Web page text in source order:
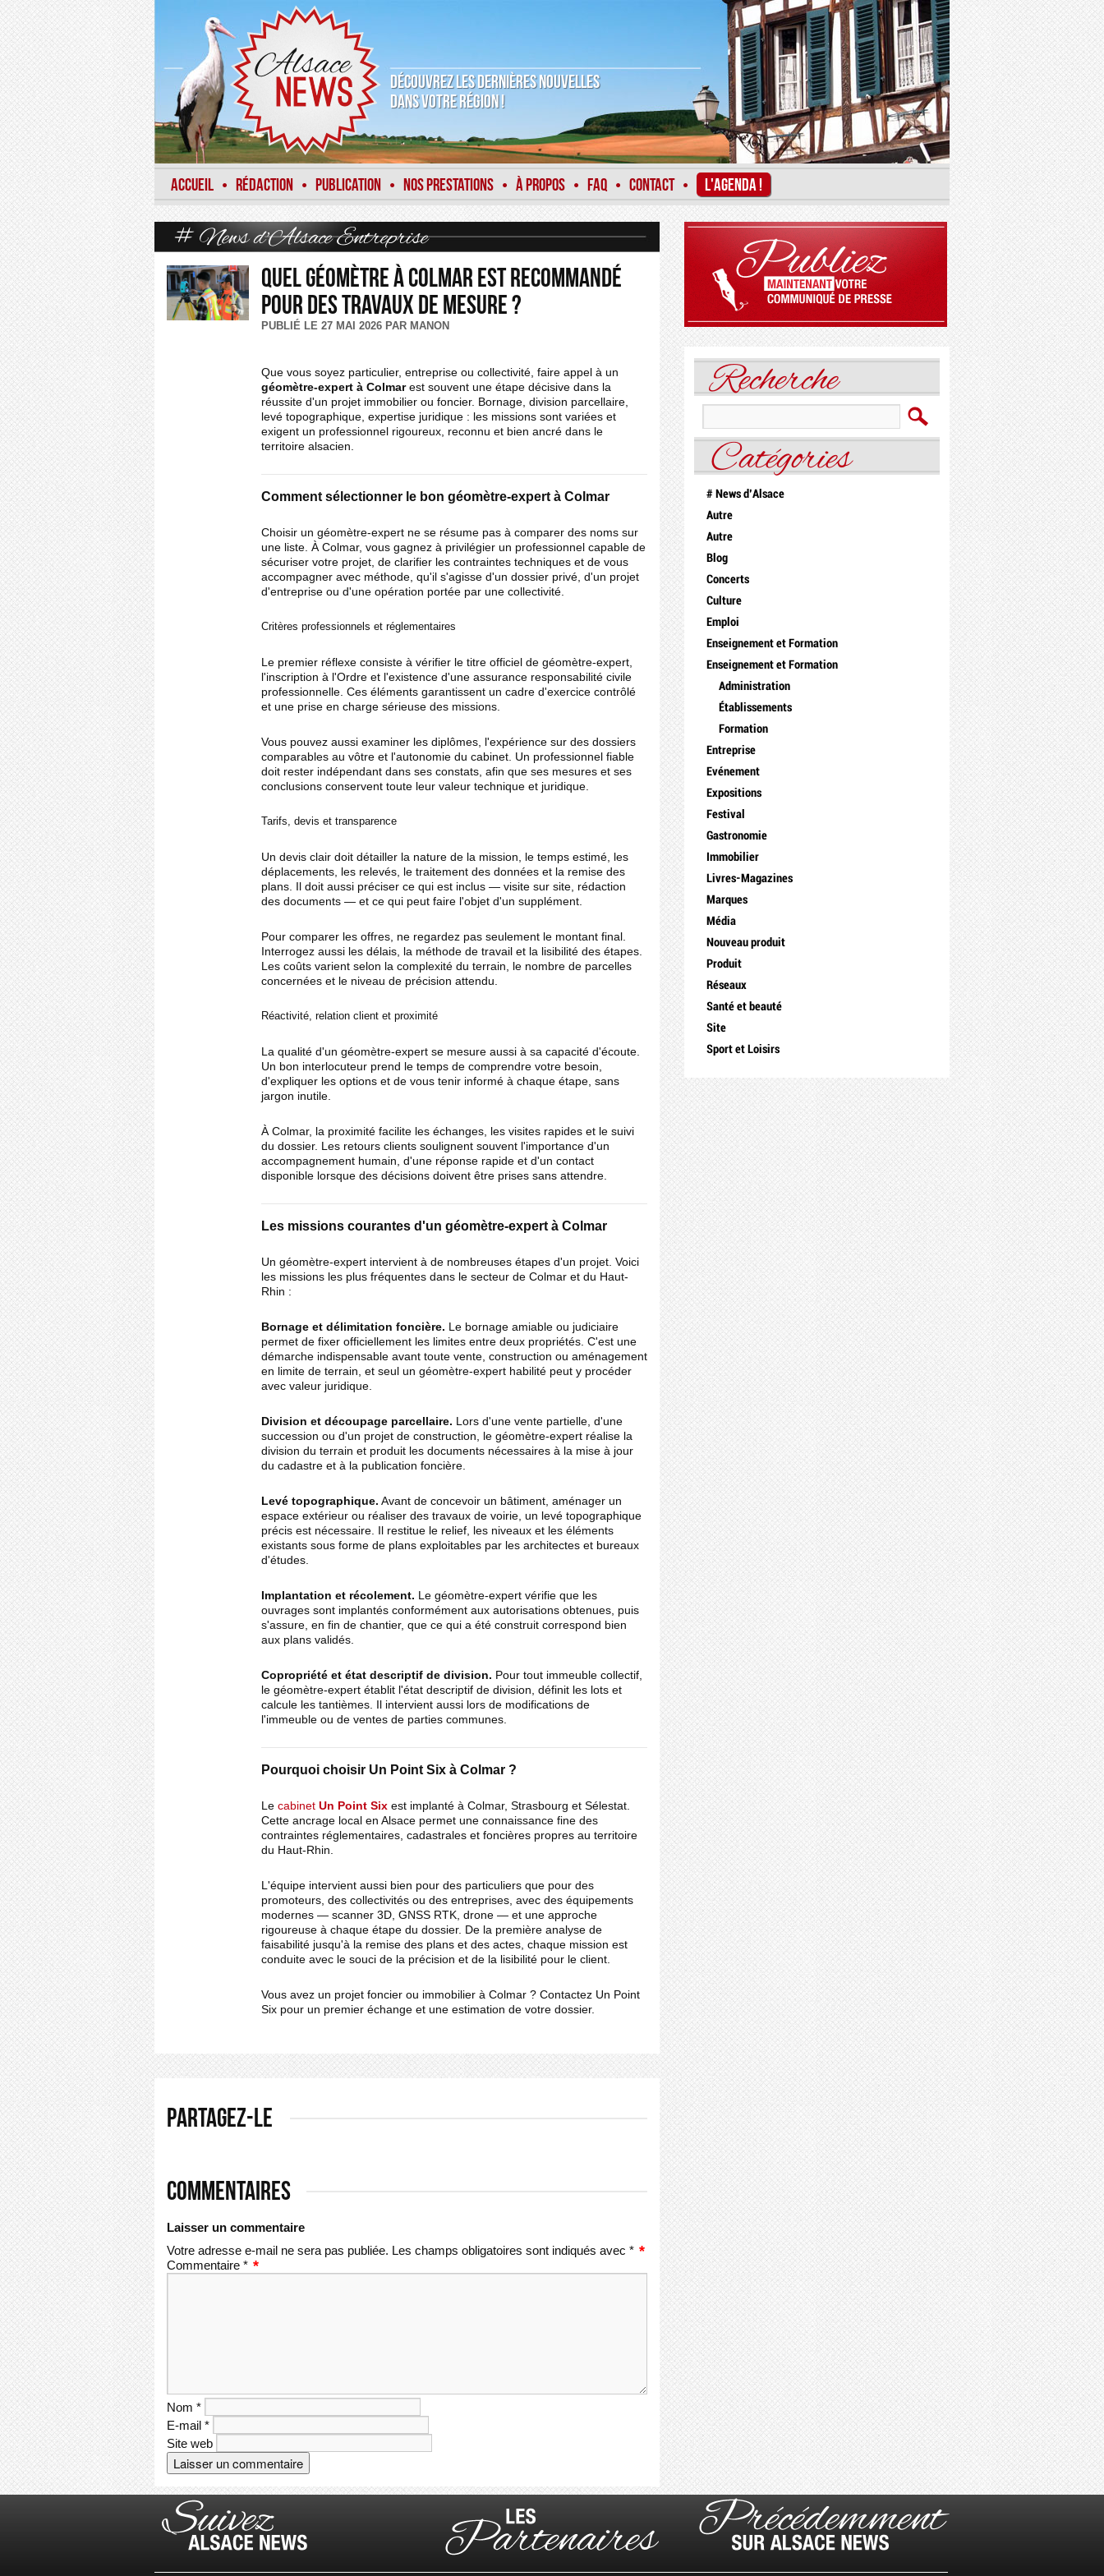
DÉCOUVREZ LES DERNIÈRES NOUVELLES
DANS VOTRE RÉGION !
ACCUEIL • RÉDACTION • PUBLICATION • NOS PRESTATIONS • À PROPOS • FAQ • CONTACT • L'AGENDA !
# News d'AlsaceEntreprise
Quel géomètre à Colmar est recommandé
pour des travaux de mesure ?
PUBLIÉ LE 27 MAI 2026 PAR MANON
Que vous soyez particulier, entreprise ou collectivité, faire appel à un
géomètre-expert à Colmarest souvent une étape décisive dans la
réussite d'un projet immobilier ou foncier. Bornage, division parcellaire,
levé topographique, expertise juridique : les missions sont variées et
exigent un professionnel rigoureux, reconnu et bien ancré dans le
territoire alsacien.
Comment sélectionner le bon géomètre-expert à Colmar
Choisir un géomètre-expert ne se résume pas à comparer des noms sur
une liste. À Colmar, vous gagnez à privilégier un professionnel capable de
sécuriser votre projet, de clarifier les contraintes techniques et de vous
accompagner avec méthode, qu'il s'agisse d'un dossier privé, d'un projet
d'entreprise ou d'une opération portée par une collectivité.
Critères professionnels et réglementaires
Le premier réflexe consiste à vérifier le titre officiel de géomètre-expert,
l'inscription à l'Ordre et l'existence d'une assurance responsabilité civile
professionnelle. Ces éléments garantissent un cadre d'exercice contrôlé
et une prise en charge sérieuse des missions.
Vous pouvez aussi examiner les diplômes, l'expérience sur des dossiers
comparables au vôtre et l'autonomie du cabinet. Un professionnel fiable
doit rester indépendant dans ses constats, afin que ses mesures et ses
conclusions conservent toute leur valeur technique et juridique.
Tarifs, devis et transparence
Un devis clair doit détailler la nature de la mission, le temps estimé, les
déplacements, les relevés, le traitement des données et la remise des
plans. Il doit aussi préciser ce qui est inclus — visite sur site, rédaction
des documents — et ce qui peut faire l'objet d'un supplément.
Pour comparer les offres, ne regardez pas seulement le montant final.
Interrogez aussi les délais, la méthode de travail et la lisibilité des étapes.
Les coûts varient selon la complexité du terrain, le nombre de parcelles
concernées et le niveau de précision attendu.
Réactivité, relation client et proximité
La qualité d'un géomètre-expert se mesure aussi à sa capacité d'écoute.
Un bon interlocuteur prend le temps de comprendre votre besoin,
d'expliquer les options et de vous tenir informé à chaque étape, sans
jargon inutile.
À Colmar, la proximité facilite les échanges, les visites rapides et le suivi
du dossier. Les retours clients soulignent souvent l'importance d'un
accompagnement humain, d'une réponse rapide et d'un contact
disponible lorsque des décisions doivent être prises sans attendre.
Les missions courantes d'un géomètre-expert à Colmar
Un géomètre-expert intervient à de nombreuses étapes d'un projet. Voici
les missions les plus fréquentes dans le secteur de Colmar et du Haut-
Rhin :
Bornage et délimitation foncière. Le bornage amiable ou judiciaire
permet de fixer officiellement les limites entre deux propriétés. C'est une
démarche indispensable avant toute vente, construction ou aménagement
en limite de terrain, et seul un géomètre-expert habilité peut y procéder
avec valeur juridique.
Division et découpage parcellaire. Lors d'une vente partielle, d'une
succession ou d'un projet de construction, le géomètre-expert réalise la
division du terrain et produit les documents nécessaires à la mise à jour
du cadastre et à la publication foncière.
Levé topographique. Avant de concevoir un bâtiment, aménager un
espace extérieur ou réaliser des travaux de voirie, un levé topographique
précis est nécessaire. Il restitue le relief, les niveaux et les éléments
existants sous forme de plans exploitables par les architectes et bureaux
d'études.
Implantation et récolement. Le géomètre-expert vérifie que les
ouvrages sont implantés conformément aux autorisations obtenues, puis
s'assure, en fin de chantier, que ce qui a été construit correspond bien
aux plans validés.
Copropriété et état descriptif de division. Pour tout immeuble collectif,
le géomètre-expert établit l'état descriptif de division, définit les lots et
calcule les tantièmes. Il intervient aussi lors de modifications de
l'immeuble ou de ventes de parties communes.
Pourquoi choisir Un Point Six à Colmar ?
Le cabinet Un Point Six est implanté à Colmar, Strasbourg et Sélestat.
Cette ancrage local en Alsace permet une connaissance fine des
contraintes réglementaires, cadastrales et foncières propres au territoire
du Haut-Rhin.
L'équipe intervient aussi bien pour des particuliers que pour des
promoteurs, des collectivités ou des entreprises, avec des équipements
modernes — scanner 3D, GNSS RTK, drone — et une approche
rigoureuse à chaque étape du dossier. De la première analyse de
faisabilité jusqu'à la remise des plans et des actes, chaque mission est
conduite avec le souci de la précision et de la lisibilité pour le client.
Vous avez un projet foncier ou immobilier à Colmar ? Contactez Un Point
Six pour un premier échange et une estimation de votre dossier.
PARTAGEZ-LE
COMMENTAIRES
Laisser un commentaire
Votre adresse e-mail ne sera pas publiée. Les champs obligatoires sont indiqués avec *
Commentaire *
Nom *
E-mail *
Site web
Recherche
Catégories
# News d'Alsace
Autre
Autre
Blog
Concerts
Culture
Emploi
Enseignement et Formation
Enseignement et Formation
Administration
Établissements
Formation
Entreprise
Evénement
Expositions
Festival
Gastronomie
Immobilier
Livres-Magazines
Marques
Média
Nouveau produit
Produit
Réseaux
Santé et beauté
Site
Sport et Loisirs